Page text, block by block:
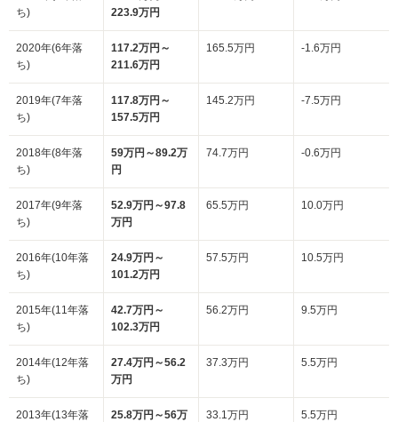
ち)
223.9万円
2020年(6年落
ち)
117.2万円～
211.6万円
165.5万円 -1.6万円
2019年(7年落
ち)
117.8万円～
157.5万円
145.2万円 -7.5万円
2018年(8年落
ち)
59万円～89.2万
円
74.7万円 -0.6万円
2017年(9年落
ち)
52.9万円～97.8
万円
65.5万円 10.0万円
2016年(10年落
ち)
24.9万円～
101.2万円
57.5万円 10.5万円
2015年(11年落
ち)
42.7万円～
102.3万円
56.2万円 9.5万円
2014年(12年落
ち)
27.4万円～56.2
万円
37.3万円 5.5万円
2013年(13年落
25.8万円～56万
33.1万円 5.5万円